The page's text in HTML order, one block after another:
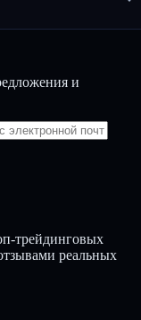
и
трейдинговых
реальных